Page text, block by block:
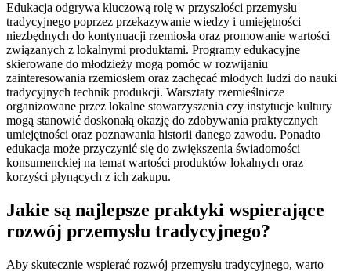
Edukacja odgrywa kluczową rolę w przyszłości przemysłu
tradycyjnego poprzez przekazywanie wiedzy i umiejętności
niezbędnych do kontynuacji rzemiosła oraz promowanie wartości
związanych z lokalnymi produktami. Programy edukacyjne
skierowane do młodzieży mogą pomóc w rozwijaniu
zainteresowania rzemiosłem oraz zachęcać młodych ludzi do nauki
tradycyjnych technik produkcji. Warsztaty rzemieślnicze
organizowane przez lokalne stowarzyszenia czy instytucje kultury
mogą stanowić doskonałą okazję do zdobywania praktycznych
umiejętności oraz poznawania historii danego zawodu. Ponadto
edukacja może przyczynić się do zwiększenia świadomości
konsumenckiej na temat wartości produktów lokalnych oraz
korzyści płynących z ich zakupu.
Jakie są najlepsze praktyki wspierające
rozwój przemysłu tradycyjnego?
Aby skutecznie wspierać rozwój przemysłu tradycyjnego, warto